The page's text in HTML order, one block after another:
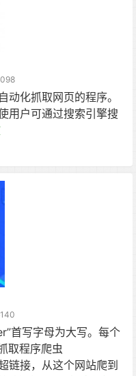
化抓取网页的程序。
用户可通过搜索引擎搜
首写字母为大写。每个
取程序爬虫
链接，从这个网站爬到